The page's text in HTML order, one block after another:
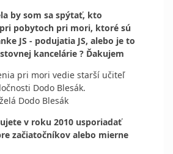
by som sa spýtať, kto
pobytoch pri mori, ktoré sú
JS - podujatia JS, alebo je to
kancelárie ? Ďakujem
pri mori vedie starší učiteľ
Dodo Blesák.
Dodo Blesák
v roku 2010 usporiadať
začiatočníkov alebo mierne